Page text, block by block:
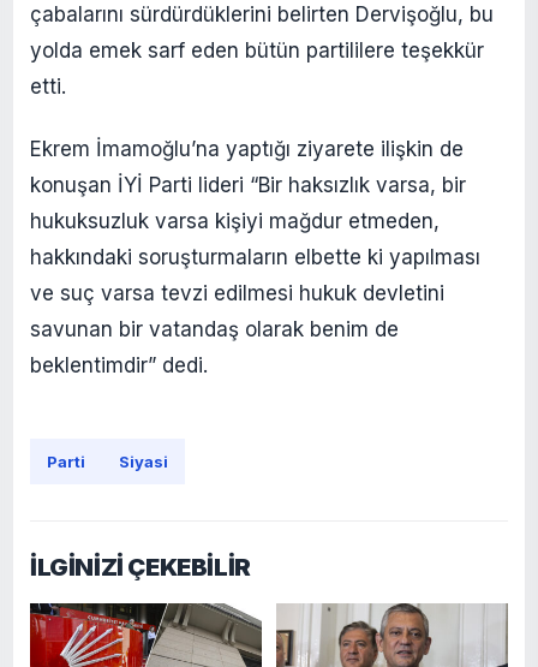
çabalarını sürdürdüklerini belirten Dervişoğlu, bu
yolda emek sarf eden bütün partililere teşekkür
etti.
Ekrem İmamoğlu’na yaptığı ziyarete ilişkin de
konuşan İYİ Parti lideri “Bir haksızlık varsa, bir
hukuksuzluk varsa kişiyi mağdur etmeden,
hakkındaki soruşturmaların elbette ki yapılması
ve suç varsa tevzi edilmesi hukuk devletini
savunan bir vatandaş olarak benim de
beklentimdir” dedi.
Parti Siyasi
İLGİNİZİ ÇEKEBİLİR